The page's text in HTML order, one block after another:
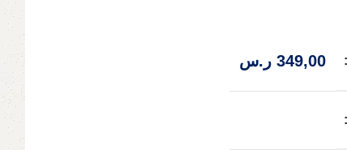
349,00 ر.س